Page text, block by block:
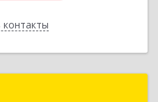
контакты